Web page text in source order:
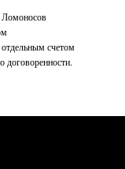
Ломоносов
отдельным счетом
договоренности.